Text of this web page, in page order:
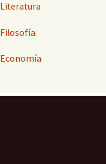
Literatura
Filosofía
Economía